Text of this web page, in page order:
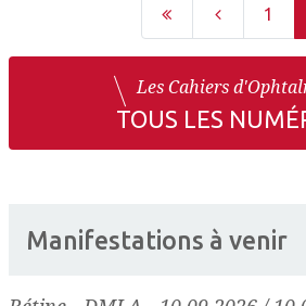
1
Les Cahiers
TOUS LES
Manifestations à venir